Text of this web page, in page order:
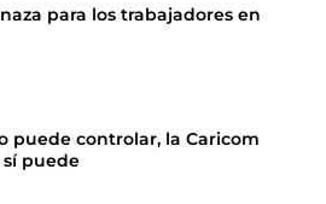
para los trabajadores en
puede controlar, la Caricom
puede